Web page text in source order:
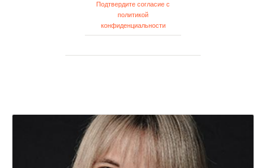
Подтвердите согласие с
политикой
конфиденциальности